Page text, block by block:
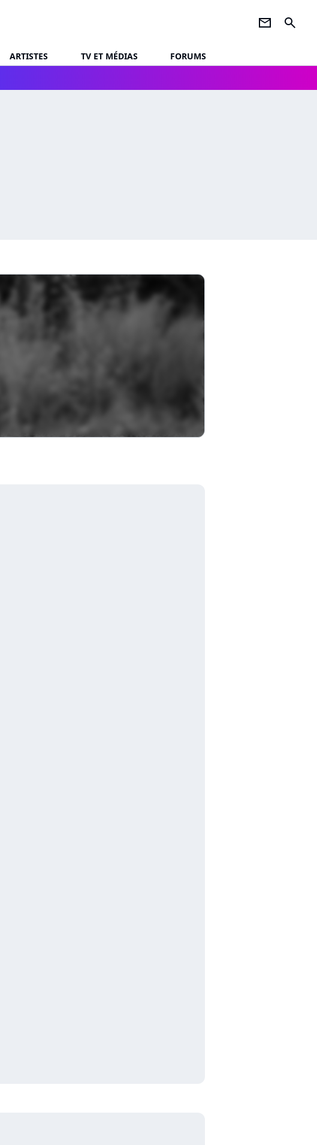
newsletter search
ARTISTES TV ET MÉDIAS
FORUMS